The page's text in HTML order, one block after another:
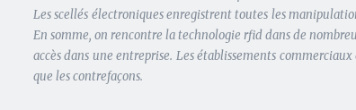
Les scellés électroniques enregistrent toutes les
En somme, on rencontre la technologie rfid dans de
accès dans une entreprise. Les établissements
que les contrefaçons.